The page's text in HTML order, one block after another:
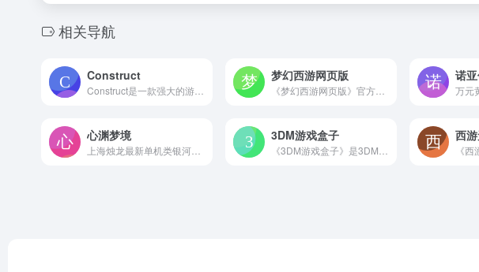
相关导航
Construct 梦幻西游网页版
《梦幻西游网页版》官方网站，《梦幻西游网页版》是一款网易出品的全新放置H5游戏，正版梦幻西游IP，游戏风格Q萌，玩法挂机休闲。游戏福利满满，上线就送VIP，还可以轻松获得各种无级别武器和神兽，超高爆率和伤害，快来体验一下吧！
诺
心渊梦境 3DM游戏盒子 西